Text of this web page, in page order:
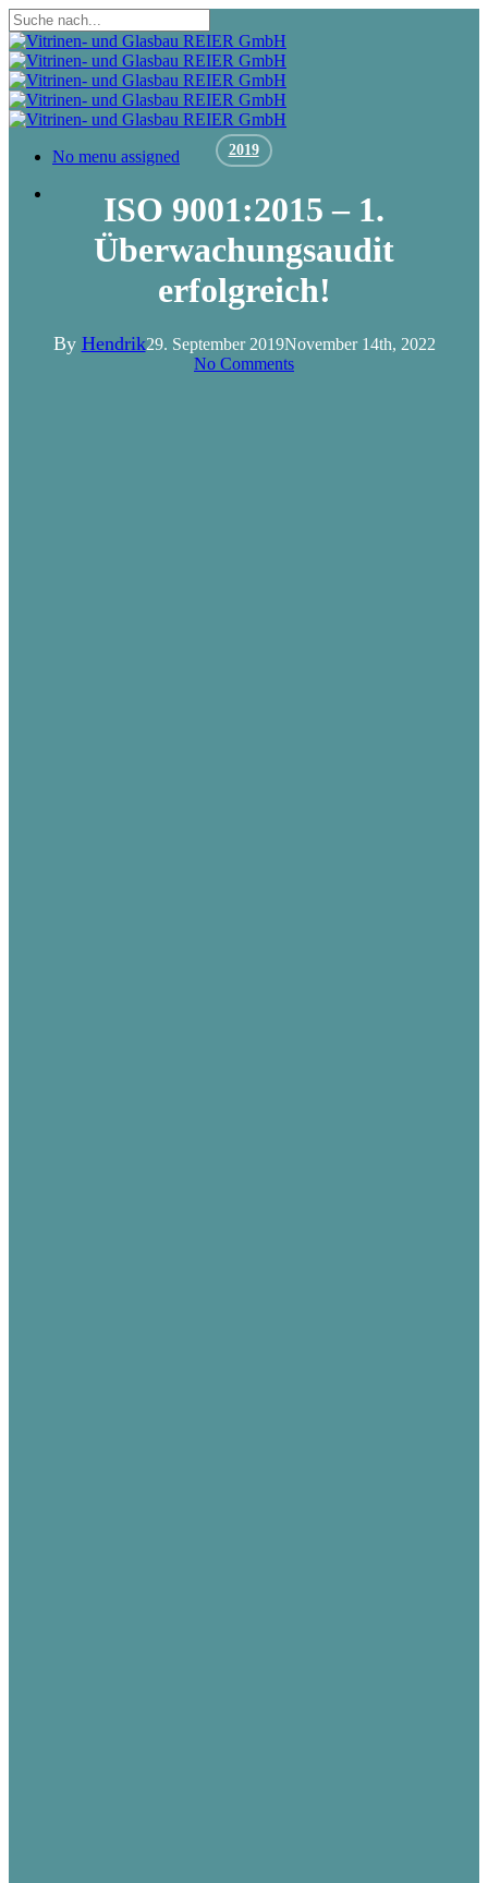
Skip
to
main
content
Close
Search
Menu
No menu assigned
2019
ISO 9001:2015 – 1.
Überwachungsaudit
erfolgreich!
By Hendrik29. September 2019November 14th, 2022
No Comments